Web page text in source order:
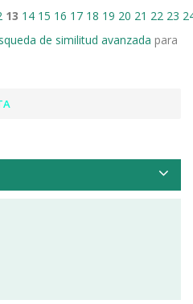
13 14 15 16 17 18 19 20 21 22 23
de similitud avanzada para